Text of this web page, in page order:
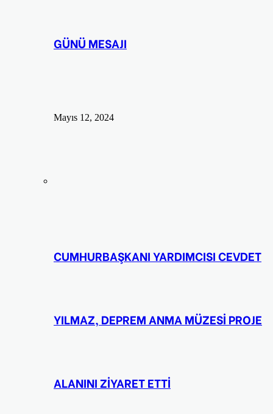
GÜNÜ MESAJI
Mayıs 12, 2024
CUMHURBAŞKANI YARDIMCISI CEVDET
YILMAZ, DEPREM ANMA MÜZESİ PROJE
ALANINI ZİYARET ETTİ